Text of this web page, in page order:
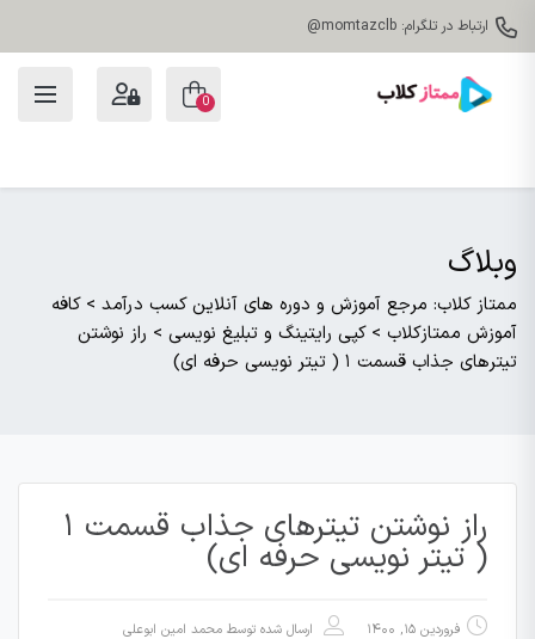
ارتباط در تلگرام: momtazclb@
0
وبلاگ
ممتاز کلاب: مرجع آموزش و دوره های آنلاین کسب درآمد > کافه
آموزش ممتازکلاب > کپی رایتینگ و تبلیغ نویسی > راز نوشتن
تیترهای جذاب قسمت ۱ ( تیتر نویسی حرفه ای)
راز نوشتن تیترهای جذاب قسمت ۱
( تیتر نویسی حرفه ای)
فروردین ۱۵, ۱۴۰۰ ارسال شده توسط محمد امین ابوعلی